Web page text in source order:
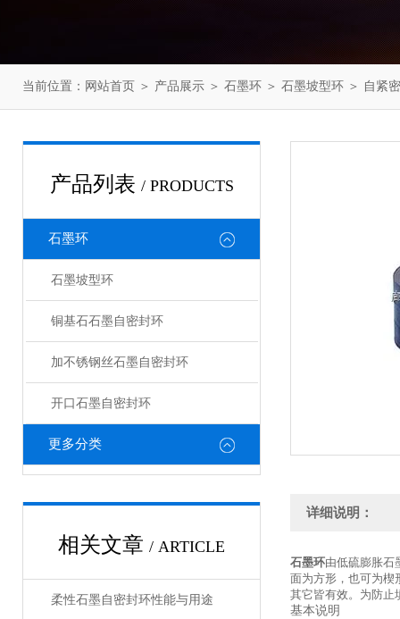
当前位置： 网站首页 ＞ 产品展示 ＞ 石墨环 ＞ 石墨坡型环 ＞ 自紧
产品列表 / PRODUCTS
石墨环
石墨坡型环
铜基石石墨自密封环
加不锈钢丝石墨自密封环
开口石墨自密封环
更多分类
相关文章 / ARTICLE
柔性石墨自密封环性能与用途
详细说明：
石墨环由低硫膨胀石
面为方形，也可为楔
其它皆有效。为防止
基本说明